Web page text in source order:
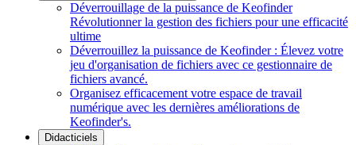
Déverrouillage de la puissance de Keofinder
Révolutionner la gestion des fichiers pour une efficacité
ultime
Déverrouillez la puissance de Keofinder : Élevez votre
jeu d'organisation de fichiers avec ce gestionnaire de
fichiers avancé.
Organisez efficacement votre espace de travail
numérique avec les dernières améliorations de
Keofinder's.
Didacticiels